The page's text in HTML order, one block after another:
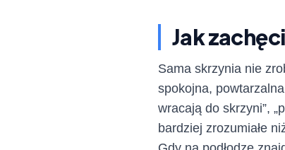
Jak
Sama skrzynia nie
spokojna,
wracają do skrzyni”,
bardziej zrozumiałe